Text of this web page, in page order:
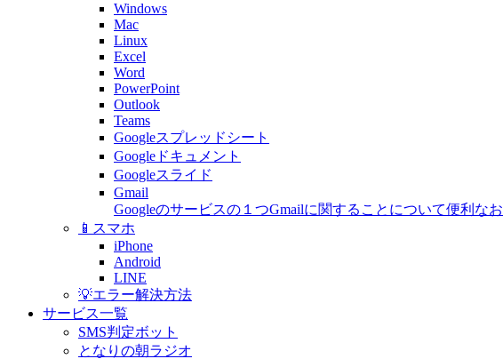
Windows
Mac
Linux
Excel
Word
PowerPoint
Outlook
Teams
Googleスプレッドシート
Googleドキュメント
Googleスライド
Gmail
Googleのサービスの１つGmailに関することについて便利な
📱スマホ
iPhone
Android
LINE
💡エラー解決方法
サービス一覧
SMS判定ボット
となりの朝ラジオ